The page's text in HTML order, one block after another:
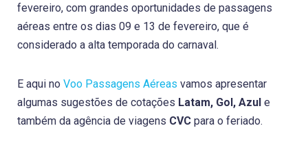
fevereiro, com grandes oportunidades de passagens
aéreas entre os dias 09 e 13 de fevereiro, que é
considerado a alta temporada do carnaval.
E aqui no Voo Passagens Aéreas vamos apresentar
algumas sugestões de cotações Latam, Gol, Azul e
também da agência de viagens CVC para o feriado.